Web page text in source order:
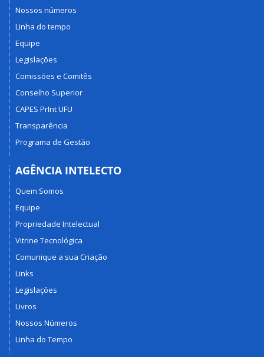
Nossos números
Linha do tempo
Equipe
Legislações
Comissões e Comitês
Conselho Superior
CAPES PrInt UFU
Transparência
Programa de Gestão
AGÊNCIA INTELECTO
Quem Somos
Equipe
Propriedade Intelectual
Vitrine Tecnológica
Comunique a sua Criação
Links
Legislações
Livros
Nossos Números
Linha do Tempo